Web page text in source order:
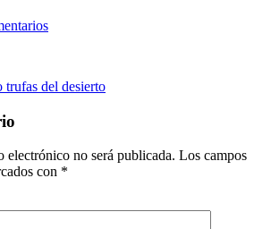
electrónico no será publicada. Los campos
con *